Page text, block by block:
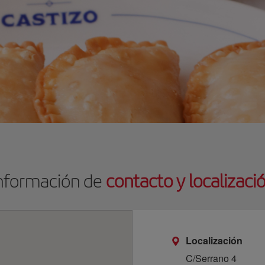
de contacto y
Localización
C/Serrano 4